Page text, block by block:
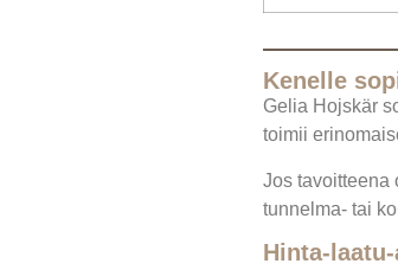
Kenelle
Gelia Hojskär
toimii
Jos tavoitteena
tunnelma- tai
Hinta-